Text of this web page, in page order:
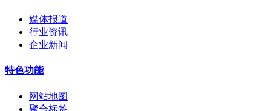
媒体报道
行业资讯
企业新闻
特色功能
网站地图
聚合标签